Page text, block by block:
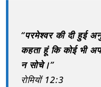
“परमेश्वर की दी हुई
कहता हूं कि कोई भी
न सोचे।”
रोमियों 12:3